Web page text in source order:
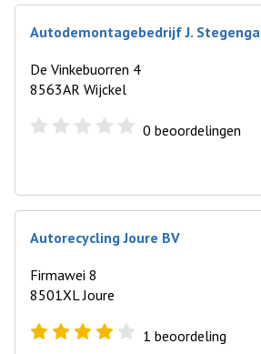
Autodemontagebedrijf J. Stegenga
De Vinkebuorren 4
8563AR Wijckel
0 beoordelingen
Autorecycling Joure BV
Firmawei 8
8501XL Joure
1 beoordeling